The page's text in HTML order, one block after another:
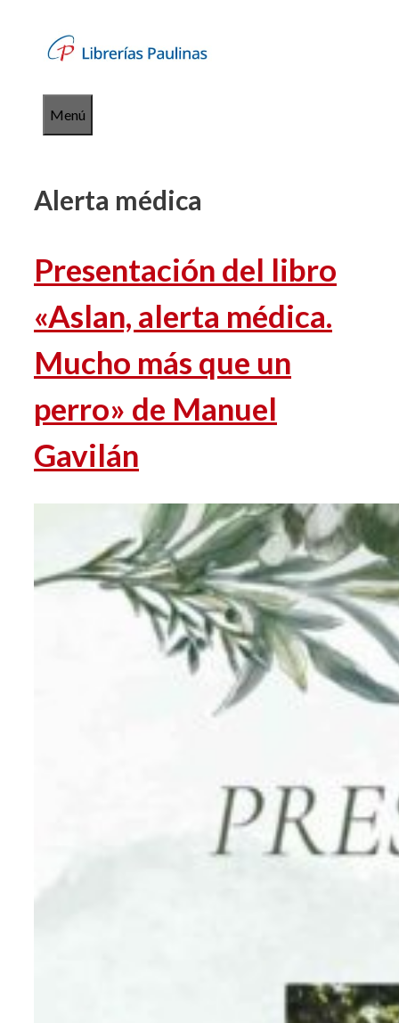
contenido
Menú
Alerta médica
Presentación del libro
«Aslan, alerta médica.
Mucho más que un
perro» de Manuel
Gavilán